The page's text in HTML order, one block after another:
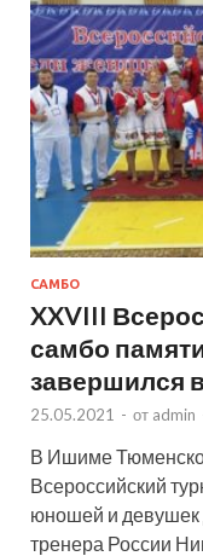
САМБО
XXVIII
самбо
завершился
25.05.2021 - от admin
В Ишиме
Всероссийский
юношей и девушек
тренера России